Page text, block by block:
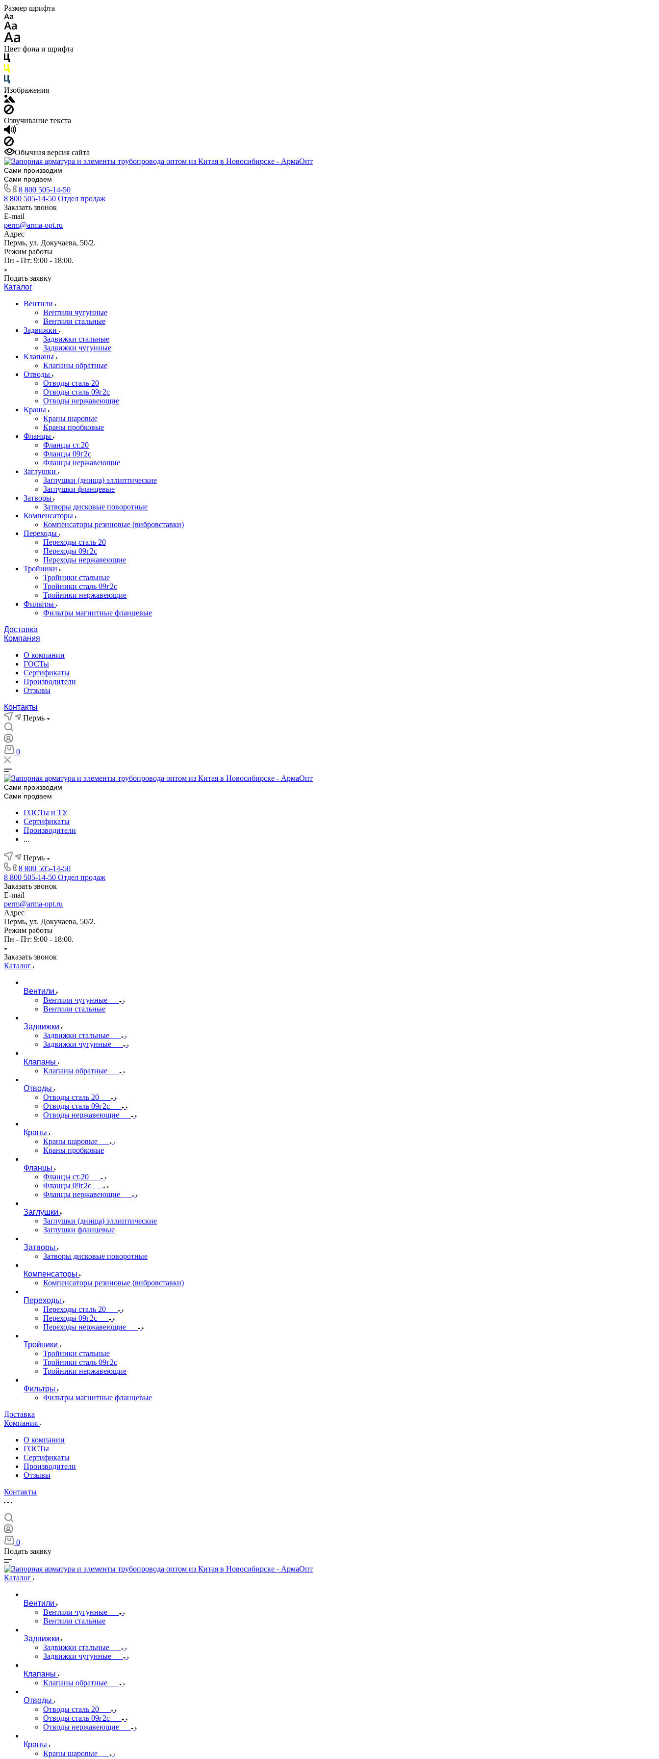
Размер шрифта
Цвет фона и шрифта
Изображения
Озвучивание текста
Обычная версия сайта
Сами производим
Сами продаем
8 800 505-14-50
8 800 505-14-50 Отдел продаж
Заказать звонок
E-mail
perm@arma-opt.ru
Адрес
Пермь, ул. Докучаева, 50/2.
Режим работы
Пн - Пт: 9:00 - 18:00.
Подать заявку
Каталог
Вентили
Вентили чугунные
Вентили стальные
Задвижки
Задвижки стальные
Задвижки чугунные
Клапаны
Клапаны обратные
Отводы
Отводы сталь 20
Отводы сталь 09г2с
Отводы нержавеющие
Краны
Краны шаровые
Краны пробковые
Фланцы
Фланцы ст.20
Фланцы 09г2с
Фланцы нержавеющие
Заглушки
Заглушки (днища) эллиптические
Заглушки фланцевые
Затворы
Затворы дисковые поворотные
Компенсаторы
Компенсаторы резиновые (вибровставки)
Переходы
Переходы сталь 20
Переходы 09г2с
Переходы нержавеющие
Тройники
Тройники стальные
Тройники сталь 09г2с
Тройники нержавеющие
Фильтры
Фильтры магнитные фланцевые
Доставка
Компания
О компании
ГОСТы
Сертификаты
Производители
Отзывы
Контакты
Пермь
0
Сами производим
Сами продаем
ГОСТы и ТУ
Сертификаты
Производители
...
Пермь
8 800 505-14-50
8 800 505-14-50 Отдел продаж
Заказать звонок
E-mail
perm@arma-opt.ru
Адрес
Пермь, ул. Докучаева, 50/2.
Режим работы
Пн - Пт: 9:00 - 18:00.
Заказать звонок
Каталог
Вентили
Вентили чугунные
Вентили стальные
Задвижки
Задвижки стальные
Задвижки чугунные
Клапаны
Клапаны обратные
Отводы
Отводы сталь 20
Отводы сталь 09г2с
Отводы нержавеющие
Краны
Краны шаровые
Краны пробковые
Фланцы
Фланцы ст.20
Фланцы 09г2с
Фланцы нержавеющие
Заглушки
Заглушки (днища) эллиптические
Заглушки фланцевые
Затворы
Затворы дисковые поворотные
Компенсаторы
Компенсаторы резиновые (вибровставки)
Переходы
Переходы сталь 20
Переходы 09г2с
Переходы нержавеющие
Тройники
Тройники стальные
Тройники сталь 09г2с
Тройники нержавеющие
Фильтры
Фильтры магнитные фланцевые
Доставка
Компания
О компании
ГОСТы
Сертификаты
Производители
Отзывы
Контакты
0
Подать заявку
Каталог
Вентили
Вентили чугунные
Вентили стальные
Задвижки
Задвижки стальные
Задвижки чугунные
Клапаны
Клапаны обратные
Отводы
Отводы сталь 20
Отводы сталь 09г2с
Отводы нержавеющие
Краны
Краны шаровые